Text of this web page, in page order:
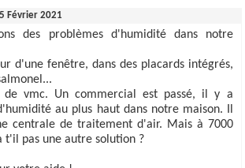
Février 2021
des problèmes d'humidité dans notre
d'une fenêtre, dans des placards intégrés,
de vmc. Un commercial est passé, il y a
au plus haut dans notre maison. Il
centrale de traitement d'air. Mais à 7000
t'il pas une autre solution ?